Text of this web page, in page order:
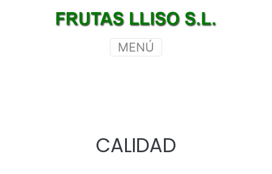
MENÚ
CALIDAD